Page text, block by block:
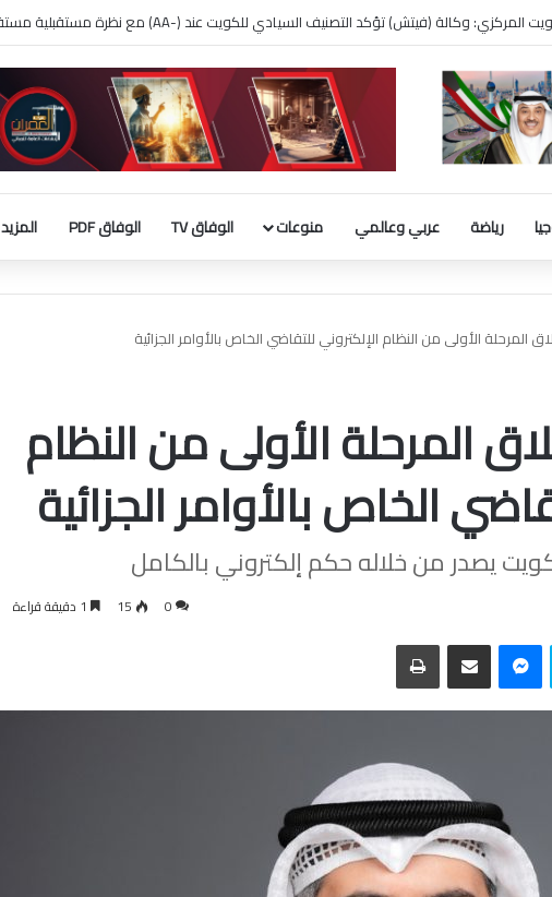
على حكم وقف بناء قاعة الاحتفالات بالبيت الأبيض
رياضة عربي وعالمي منوعات الوفاق TV الوفاق PDF المزيد
المرحلة الأولى من النظام الإلكتروني للتقاضي الخاص بالأوامر الجزائية
المرحلة الأولى من النظام
الخاص بالأوامر الجزائية
يصدر من خلاله حكم إلكتروني بالكامل
0
15
سكايب ماسنجر مشاركة عبر البريد الطباعة